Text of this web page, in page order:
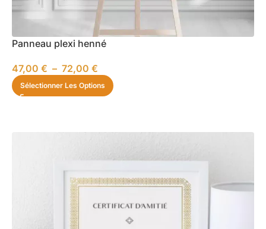
Panneau plexi henné
47,00 € – 72,00 €
Sélectionner Les Options